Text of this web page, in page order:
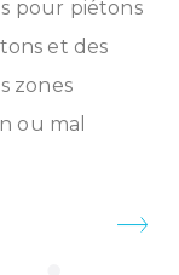
pour piétons
et des
zones
ou mal